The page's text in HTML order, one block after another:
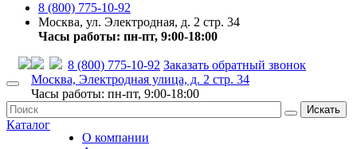
8 (800) 775-10-92
Москва, ул. Электродная, д. 2 стр. 34
Часы работы: пн-пт, 9:00-18:00
8 (800) 775-10-92 Заказать обратный звонок
Москва, Электродная улица, д. 2 стр. 34
Часы работы: пн-пт, 9:00-18:00
Искать
Каталог
О компании